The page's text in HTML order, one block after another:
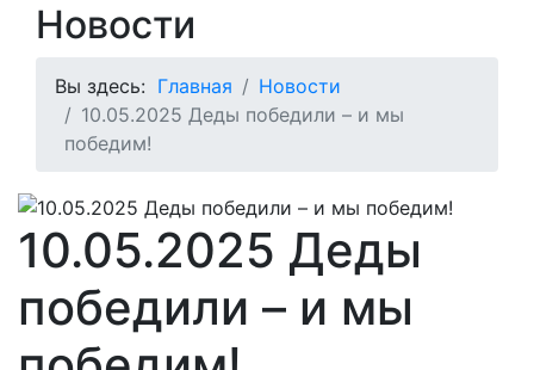
Новости
Вы здесь: Главная
Новости
10.05.2025 Деды победили – и мы
победим!
10.05.2025 Деды
победили – и мы